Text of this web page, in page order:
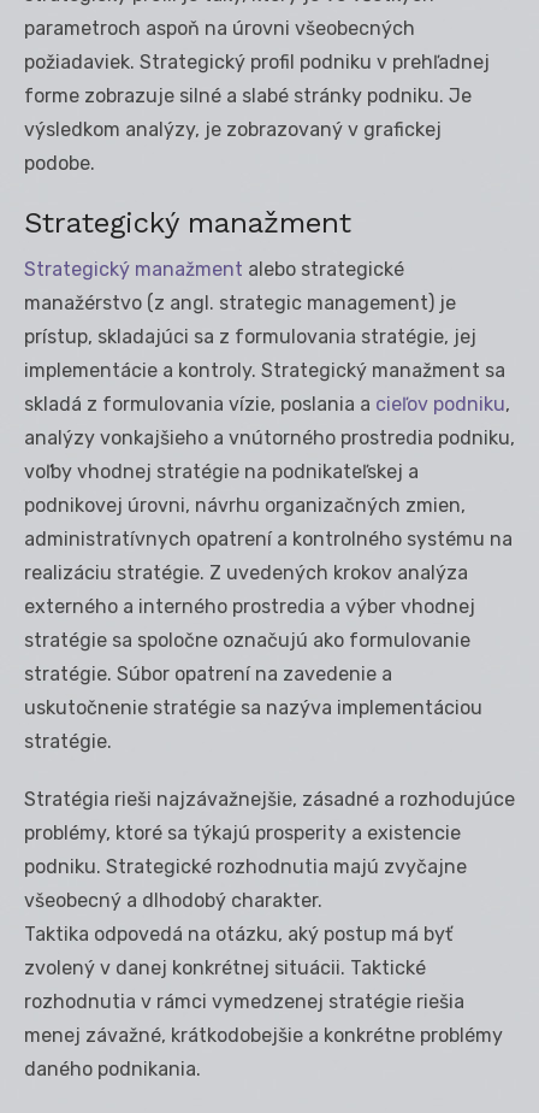
parametroch aspoň na úrovni všeobecných
požiadaviek. Strategický profil podniku v prehľadnej
forme zobrazuje silné a slabé stránky podniku. Je
výsledkom analýzy, je zobrazovaný v grafickej
podobe.
Strategický manažment
Strategický manažment alebo strategické
manažérstvo (z angl. strategic management) je
prístup, skladajúci sa z formulovania stratégie, jej
implementácie a kontroly. Strategický manažment sa
skladá z formulovania vízie, poslania a cieľov podniku,
analýzy vonkajšieho a vnútorného prostredia podniku,
voľby vhodnej stratégie na podnikateľskej a
podnikovej úrovni, návrhu organizačných zmien,
administratívnych opatrení a kontrolného systému na
realizáciu stratégie. Z uvedených krokov analýza
externého a interného prostredia a výber vhodnej
stratégie sa spoločne označujú ako formulovanie
stratégie. Súbor opatrení na zavedenie a
uskutočnenie stratégie sa nazýva implementáciou
stratégie.
Stratégia rieši najzávažnejšie, zásadné a rozhodujúce
problémy, ktoré sa týkajú prosperity a existencie
podniku. Strategické rozhodnutia majú zvyčajne
všeobecný a dlhodobý charakter.
Taktika odpovedá na otázku, aký postup má byť
zvolený v danej konkrétnej situácii. Taktické
rozhodnutia v rámci vymedzenej stratégie riešia
menej závažné, krátkodobejšie a konkrétne problémy
daného podnikania.